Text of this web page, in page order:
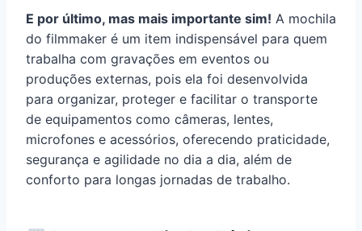
E por último, mas mais importante sim! A mochila
do filmmaker é um item indispensável para quem
trabalha com gravações em eventos ou
produções externas, pois ela foi desenvolvida
para organizar, proteger e facilitar o transporte
de equipamentos como câmeras, lentes,
microfones e acessórios, oferecendo praticidade,
segurança e agilidade no dia a dia, além de
conforto para longas jornadas de trabalho.